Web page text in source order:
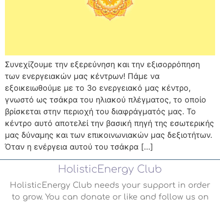
Συνεχίζουμε την εξερεύνηση και την εξισορρόπηση
των ενεργειακών μας κέντρων! Πάμε να
εξοικειωθούμε με το 3ο ενεργειακό μας κέντρο,
γνωστό ως τσάκρα του ηλιακού πλέγματος, το οποίο
βρίσκεται στην περιοχή του διαφράγματός μας. Το
κέντρο αυτό αποτελεί την βασική πηγή της εσωτερικής
μας δύναμης και των επικοινωνιακών μας δεξιοτήτων.
Όταν η ενέργεια αυτού του τσάκρα […]
HolisticEnergy Club
HolisticEnergy Club needs your support in order
to grow. You can donate or like and follow us on